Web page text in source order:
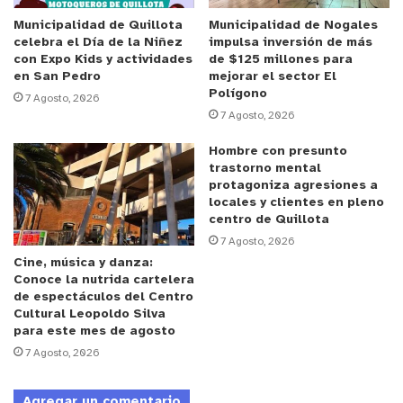
imputado, quien fue detenido y será puesto a
disposición del Juzgado de Garantía de Valparaíso.
y tú, ¿qué opinas?
Municipalidad de Quillota
celebra el Día de la Niñez
con Expo Kids y actividades
en San Pedro
7 Agosto, 2026
Municipalidad de Nogales
impulsa inversión de más
de $125 millones para
mejorar el sector El
Polígono
7 Agosto, 2026
Cine, música y danza:
Conoce la nutrida cartelera
de espectáculos del Centro
Cultural Leopoldo Silva
para este mes de agosto
7 Agosto, 2026
Hombre con presunto
trastorno mental
protagoniza agresiones a
locales y clientes en pleno
centro de Quillota
7 Agosto, 2026